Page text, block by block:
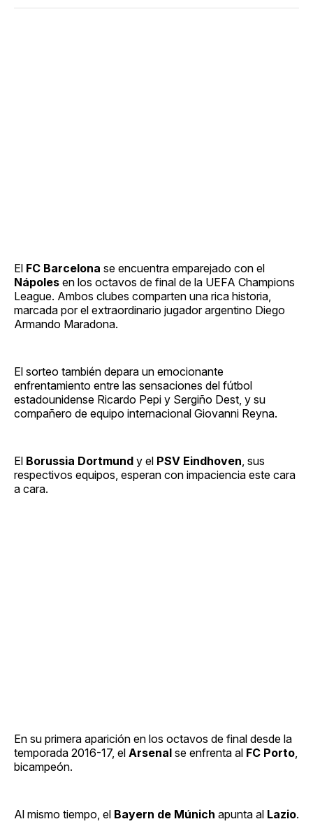
El FC Barcelona se encuentra emparejado con el
Nápoles en los octavos de final de la UEFA Champions
League. Ambos clubes comparten una rica historia,
marcada por el extraordinario jugador argentino Diego
Armando Maradona.
El sorteo también depara un emocionante
enfrentamiento entre las sensaciones del fútbol
estadounidense Ricardo Pepi y Sergiño Dest, y su
compañero de equipo internacional Giovanni Reyna.
El Borussia Dortmund y el PSV Eindhoven , sus
respectivos equipos, esperan con impaciencia este cara
a cara.
En su primera aparición en los octavos de final desde la
temporada 2016-17, el Arsenal se enfrenta al FC Porto
bicampeón.
Al mismo tiempo, el Bayern de Múnich apunta al Lazio.